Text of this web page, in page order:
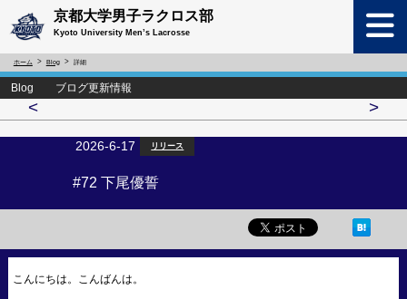
京都大学男子ラクロス部
Kyoto University Men’s Lacrosse
ホーム Blog 詳細
Blog ブログ更新情報
< >
2026-6-17 リリース
#72 下尾優誓
こんにちは。こんばんは。